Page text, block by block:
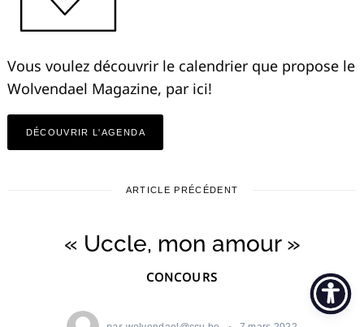
Vous voulez découvrir le calendrier que propose le
Wolvendael Magazine, par ici!
DÉCOUVRIR L'AGENDA
ARTICLE PRÉCÉDENT
« Uccle, mon amour »
CONCOURS